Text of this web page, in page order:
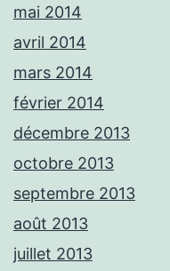
mai 2014
avril 2014
mars 2014
février 2014
décembre 2013
octobre 2013
septembre 2013
août 2013
juillet 2013